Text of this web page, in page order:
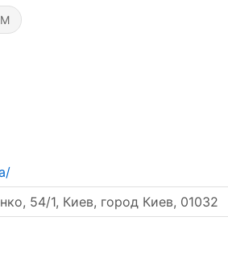
54/1, Киев, город Киев, 01032